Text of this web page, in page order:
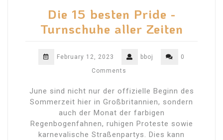
Die 15 besten Pride -
Turnschuhe aller Zeiten
February 12, 2023 bboj
0
Comments
June sind nicht nur der offizielle Beginn des
Sommerzeit hier in Großbritannien, sondern
auch der Monat der farbigen
Regenbogenfahnen, ruhigen Proteste sowie
karnevalische Straßenpartys. Dies kann